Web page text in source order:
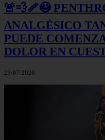
🚨💨🩹😳
ANALGÉSICO
PUEDE
DOLOR EN
23/07/2026